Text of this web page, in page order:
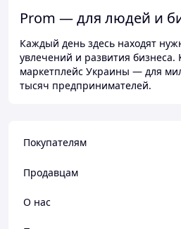
Prom — для людей и
Каждый день здесь находят
увлечений и развития
маркетплейс Украины — для
тысяч предпринимателей.
Покупателям
Продавцам
О нас